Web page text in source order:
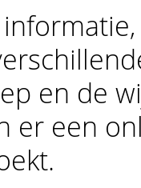
en de
er een